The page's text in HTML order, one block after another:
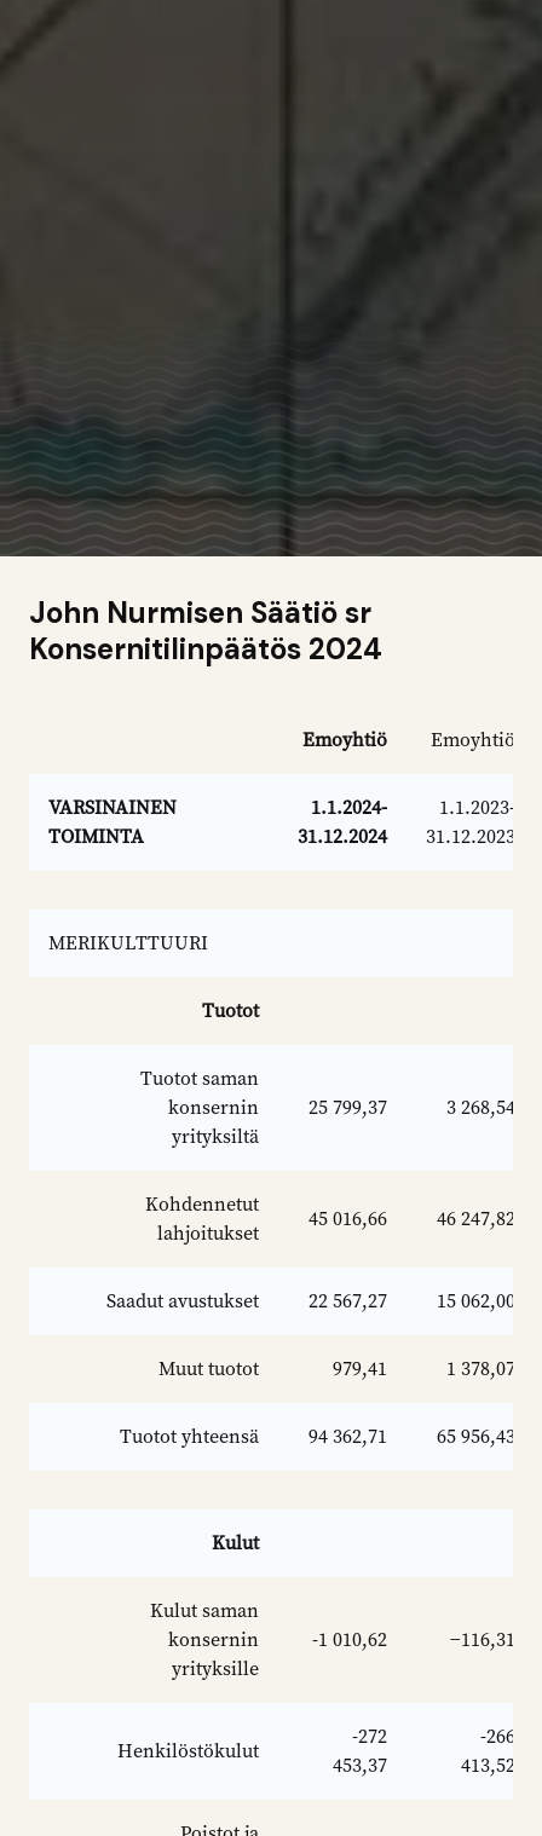
John Nurmisen Säätiö sr
Konsernitilinpäätös 2024
Emoyhtiö Emoyhtiö
VARSINAINEN
TOIMINTA
1.1.2024-
31.12.2024
1.1.2023-
31.12.2023
MERIKULTTUURI
Tuotot
Tuotot saman
konsernin
yrityksiltä
25 799,37 3 268,54
Kohdennetut
lahjoitukset
45 016,66 46 247,82
Saadut avustukset 22 567,27 15 062,00
Muut tuotot 979,41 1 378,07
Tuotot yhteensä 94 362,71 65 956,43
Kulut
Kulut saman
konsernin
yrityksille
-1 010,62 −116,31
Henkilöstökulut
-272
453,37
-266
413,52